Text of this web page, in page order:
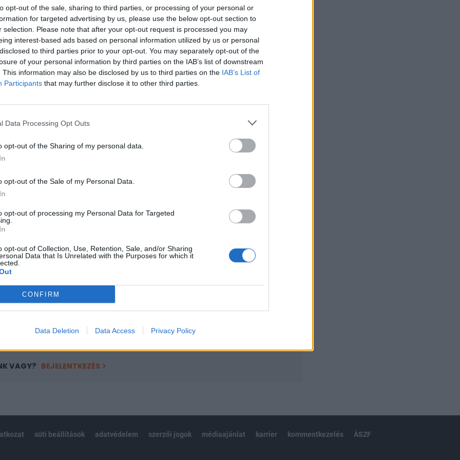
opt-out of the sale, sharing to third parties, or processing of your personal or
for targeted advertising by us, please use the below opt-out section to
selection. Please note that after your opt-out request is processed you may
interest-based ads based on personal information utilized by us or personal
to third parties prior to your opt-out. You may separately opt-out of the
of your personal information by third parties on the IAB’s list of downstream
This information may also be disclosed by us to third parties on the IAB’s List of
Participants that may further disclose it to other third parties.
Data Processing Opt Outs
opt-out of the Sharing of my personal data.
opt-out of the Sale of my Personal Data.
opt-out of processing my Personal Data for Targeted
opt-out of Collection, Use, Retention, Sale, and/or Sharing
Data that Is Unrelated with the Purposes for which it
CONFIRM
Data Deletion Data Access Privacy Policy
"tettrekészek koalíciója" Emmanuel Macron francia elnököt, vagy
kormányfőt jelölheti tárgyalónak Putyinnal szemben. Az ukrán
szenved el. Zelenszkij kijelentette: soha nem fognak beleegyezni a
területek elcsatolásába. Cikkünk folyamatosan frissül az orosz-
Megosztás Háborús híreink szombaton Az orosz-ukrán háború legfrissebb
Trump türelme, miközben...
portfolio.hu hírarchívumához tartozik, melynek olvasása előfizetéses
tartalmazza:
cikkarchívum
elmúlt 2 év napon belüli
Előfizetés
VAGY? BEJELENTKEZÉS
süti beállítások adatvédelem szerzői jogok médiaajánlat karrier kommentkezelés ÁSZF